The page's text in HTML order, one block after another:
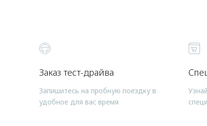
Заказ тест-драйва
Запишитесь на пробную поездку в
удобное для вас время